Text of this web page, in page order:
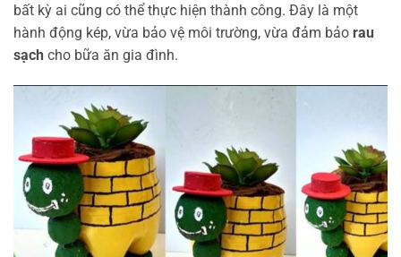
bất kỳ ai cũng có thể thực hiện thành công. Đây là một
hành động kép, vừa bảo vệ môi trường, vừa đảm bảo rau
sạch cho bữa ăn gia đình.